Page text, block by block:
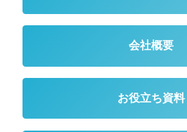
会社概要
お役立ち資料